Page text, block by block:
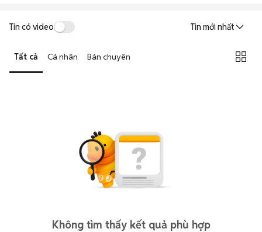
Tin có video Tin mới nhất
Tất cả Cá nhân Bán chuyên
Không tìm thấy kết quả phù hợp